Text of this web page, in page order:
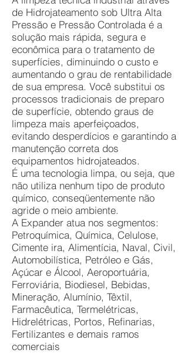
de Hidrojateamento sob Ultra Alta
Pressão e Pressão Controlada é a
solução mais rápida, segura e
econômica para o tratamento de
superfícies, diminuindo o custo e
aumentando o grau de rentabilidade
de sua empresa. Você substitui os
processos tradicionais de preparo
de superfície, obtendo graus de
limpeza mais aperfeiçoados,
evitando desperdícios e garantindo a
manutenção correta dos
equipamentos hidrojateados.
É uma tecnologia limpa, ou seja, que
não utiliza nenhum tipo de produto
químico, conseqüentemente não
agride o meio ambiente.
A Expander atua nos segmentos:
Petroquímica, Química, Celulose,
Cimente ira, Alimentícia, Naval, Civil,
Automobilística, Petróleo e Gás,
Açúcar e Álcool, Aeroportuária,
Ferroviária, Biodiesel, Bebidas,
Mineração, Alumínio, Têxtil,
Farmacêutica, Termelétricas,
Hidrelétricas, Portos, Refinarias,
Fertilizantes e demais ramos
comerciais